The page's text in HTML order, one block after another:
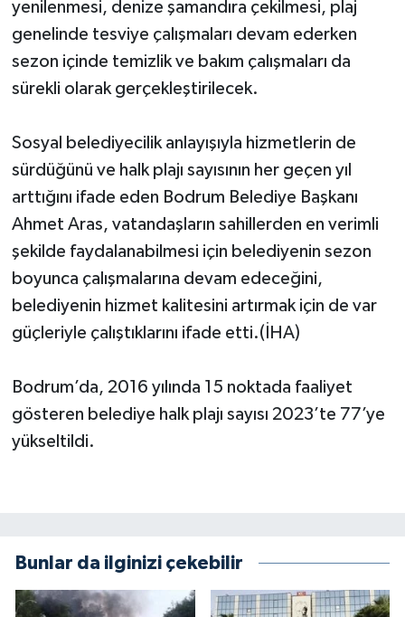
yenilenmesi, denize şamandıra çekilmesi, plaj
genelinde tesviye çalışmaları devam ederken
sezon içinde temizlik ve bakım çalışmaları da
sürekli olarak gerçekleştirilecek.
Sosyal belediyecilik anlayışıyla hizmetlerin de
sürdüğünü ve halk plajı sayısının her geçen yıl
arttığını ifade eden Bodrum Belediye Başkanı
Ahmet Aras, vatandaşların sahillerden en verimli
şekilde faydalanabilmesi için belediyenin sezon
boyunca çalışmalarına devam edeceğini,
belediyenin hizmet kalitesini artırmak için de var
güçleriyle çalıştıklarını ifade etti.(İHA)
Bodrum’da, 2016 yılında 15 noktada faaliyet
gösteren belediye halk plajı sayısı 2023’te 77’ye
yükseltildi.
Bunlar da ilginizi çekebilir